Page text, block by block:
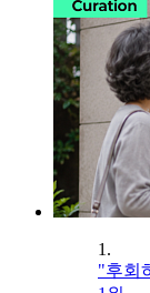
1.
"후회